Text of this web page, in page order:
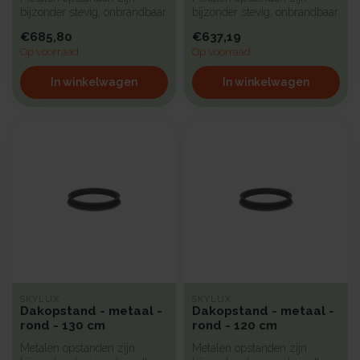
bijzonder stevig, onbrandbaar
€685,80
Op voorraad
In winkelwagen
bijzonder stevig, onbrandbaar
€637,19
Op voorraad
In winkelwagen
SKYLUX
Dakopstand - metaal -
rond - 130 cm
Metalen opstanden zijn
SKYLUX
Dakopstand - metaal -
rond - 120 cm
Metalen opstanden zijn